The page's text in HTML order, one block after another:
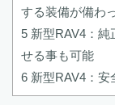
する装備が備わ
5 新型RAV4：純
せる事も可能
6 新型RAV4：安